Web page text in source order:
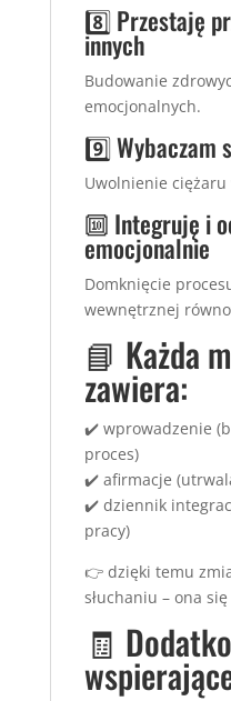
8️⃣ Przestaję
innych
Budowanie
emocjonalnych.
9️⃣ Wybaczam
Uwolnienie
🔟 Integruję i
emocjonalnie
Domknięcie
wewnętrznej
📘 Każda
zawiera:
✔️ wprowadzenie
proces)
✔️ afirmacje
✔️ dziennik
pracy)
👉 dzięki temu
słuchaniu – ona
🧾